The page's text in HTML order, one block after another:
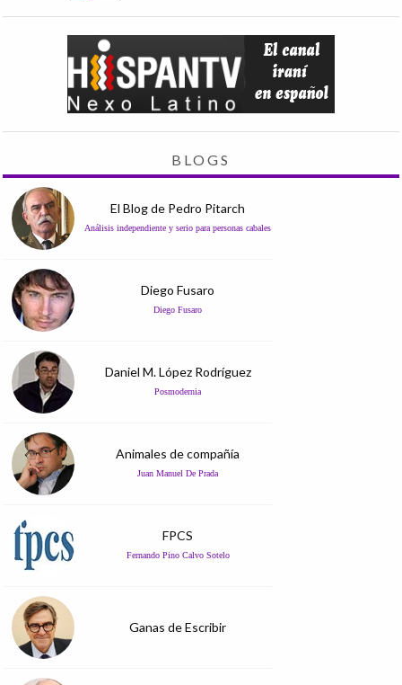
BLOGS
El Blog de Pedro Pitarch
Análisis independiente y serio para personas cabales
Diego Fusaro
Diego Fusaro
Daniel M. López Rodríguez
Posmodernia
Animales de compañía
Juan Manuel De Prada
FPCS
Fernando Pino Calvo Sotelo
Ganas de Escribir